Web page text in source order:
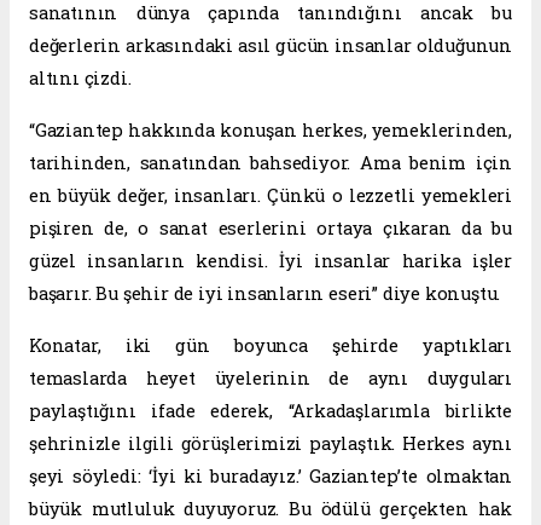
sanatının dünya çapında tanındığını ancak bu
değerlerin arkasındaki asıl gücün insanlar olduğunun
altını çizdi.
“Gaziantep hakkında konuşan herkes, yemeklerinden,
tarihinden, sanatından bahsediyor. Ama benim için
en büyük değer, insanları. Çünkü o lezzetli yemekleri
pişiren de, o sanat eserlerini ortaya çıkaran da bu
güzel insanların kendisi. İyi insanlar harika işler
başarır. Bu şehir de iyi insanların eseri” diye konuştu.
Konatar, iki gün boyunca şehirde yaptıkları
temaslarda heyet üyelerinin de aynı duyguları
paylaştığını ifade ederek, “Arkadaşlarımla birlikte
şehrinizle ilgili görüşlerimizi paylaştık. Herkes aynı
şeyi söyledi: ‘İyi ki buradayız.’ Gaziantep’te olmaktan
büyük mutluluk duyuyoruz. Bu ödülü gerçekten hak